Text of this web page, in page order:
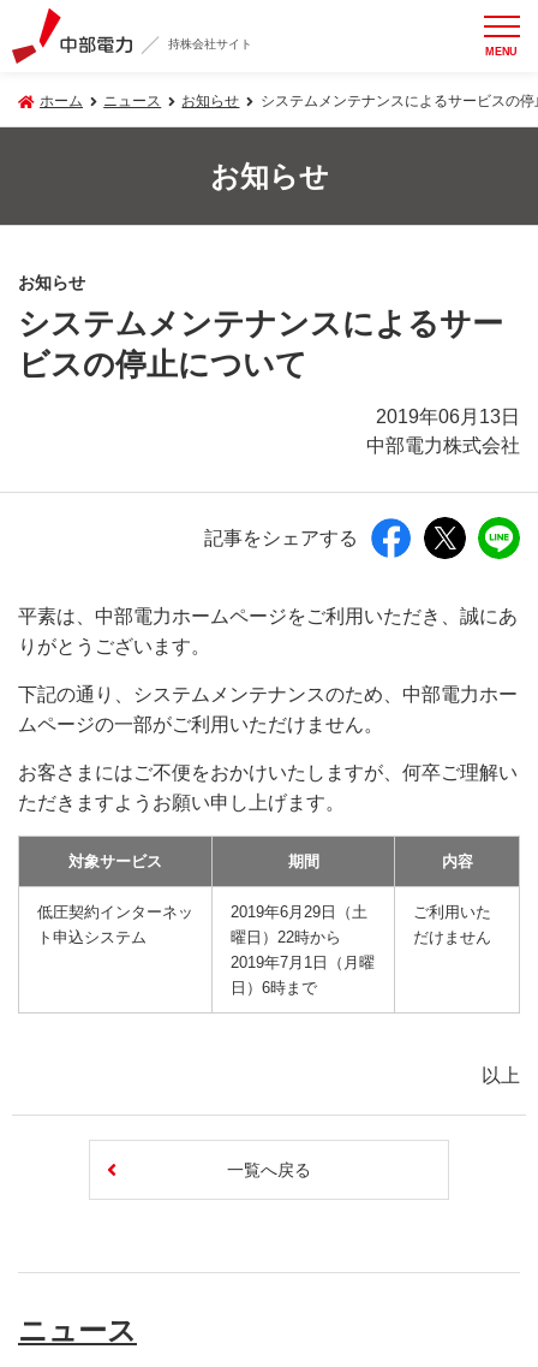
持株会社サイト MENU
ホーム ニュース お知らせ システムメンテナンスによるサービスの
お知らせ
お知らせ
システムメンテナンスによるサー
ビスの停止について
2019年06月13日
中部電力株式会社
記事をシェアする
平素は、中部電力ホームページをご利用いただき、誠にあ
りがとうございます。
下記の通り、システムメンテナンスのため、中部電力ホー
ムページの一部がご利用いただけません。
お客さまにはご不便をおかけいたしますが、何卒ご理解い
ただきますようお願い申し上げます。
対象サービス 期間 内容
低圧契約インターネッ
ト申込システム
2019年6月29日（土
曜日）22時から
2019年7月1日（月曜
日）6時まで
ご利用いた
だけません
以上
一覧へ戻る
ニュース